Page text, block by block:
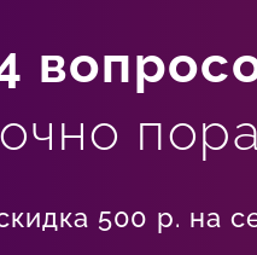
500 р. на